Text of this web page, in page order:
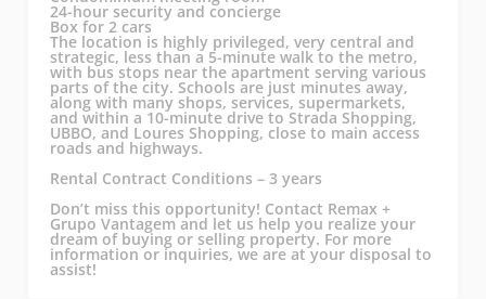
24-hour security and concierge
Box for 2 cars
The location is highly privileged, very central and
strategic, less than a 5-minute walk to the metro,
with bus stops near the apartment serving various
parts of the city. Schools are just minutes away,
along with many shops, services, supermarkets,
and within a 10-minute drive to Strada Shopping,
UBBO, and Loures Shopping, close to main access
roads and highways.
Rental Contract Conditions – 3 years
Don’t miss this opportunity! Contact Remax +
Grupo Vantagem and let us help you realize your
dream of buying or selling property. For more
information or inquiries, we are at your disposal to
assist!